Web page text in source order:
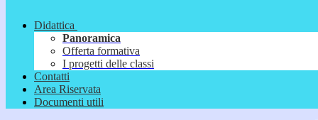
Didattica
Panoramica
Offerta formativa
I progetti delle classi
Contatti
Area Riservata
Documenti utili